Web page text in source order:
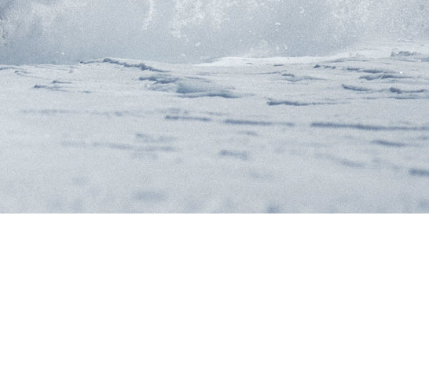
POPULAIRES
Equipement